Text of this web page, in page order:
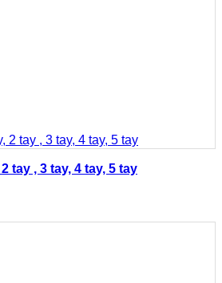
tay , 3 tay, 4 tay, 5 tay